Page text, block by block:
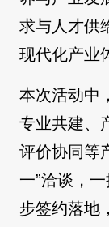
求与人才供
现代化产业
本次活动中
专业共建、
评价协同等
一”洽谈，
步签约落地